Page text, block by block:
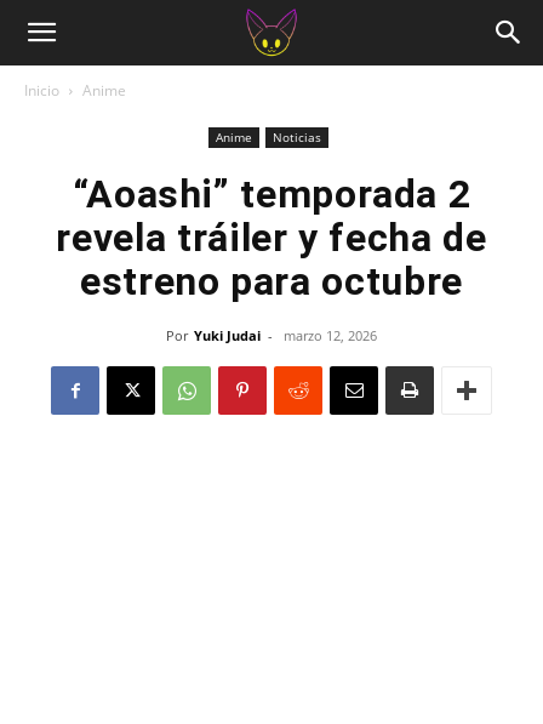
Inicio Anime
Anime Noticias
“Aoashi” temporada 2
revela tráiler y fecha de
estreno para octubre
Por Yuki Judai - marzo 12, 2026